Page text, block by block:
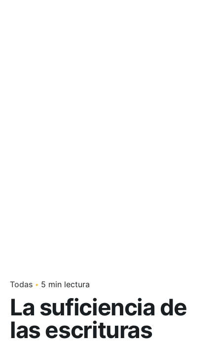
Todas 5 min lectura
La suficiencia de
las escrituras